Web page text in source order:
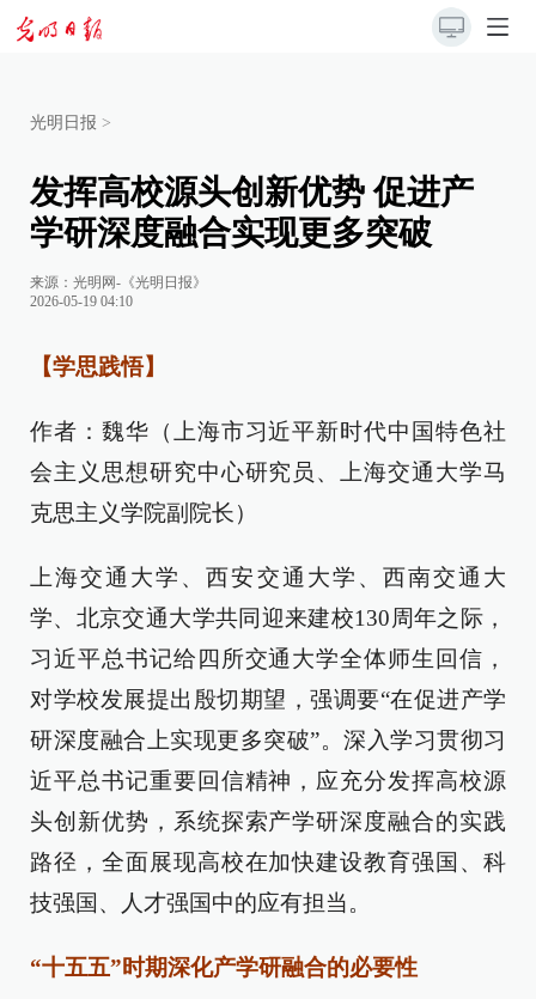
光明日报 >
发挥高校源头创新优势 促进产
学研深度融合实现更多突破
来源： 光明网-《光明日报》
2026-05-19 04:10
【学思践悟】
作者：魏华（上海市习近平新时代中国特色社
会主义思想研究中心研究员、上海交通大学马
克思主义学院副院长）
上海交通大学、西安交通大学、西南交通大
学、北京交通大学共同迎来建校130周年之际，
习近平总书记给四所交通大学全体师生回信，
对学校发展提出殷切期望，强调要“在促进产学
研深度融合上实现更多突破”。深入学习贯彻习
近平总书记重要回信精神，应充分发挥高校源
头创新优势，系统探索产学研深度融合的实践
路径，全面展现高校在加快建设教育强国、科
技强国、人才强国中的应有担当。
“十五五”时期深化产学研融合的必要性